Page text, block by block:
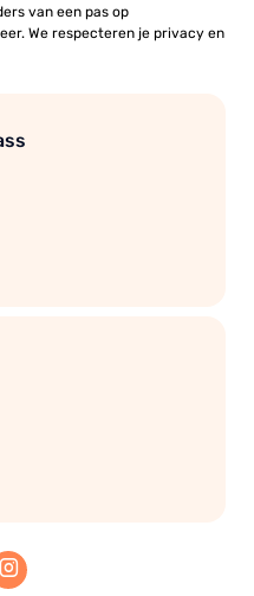
van een pas op
We respecteren je privacy en